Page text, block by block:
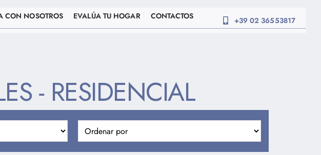
CON NOSOTROS EVALÚA TU HOGAR CONTACTOS +39 02 36553817
- RESIDENCIAL